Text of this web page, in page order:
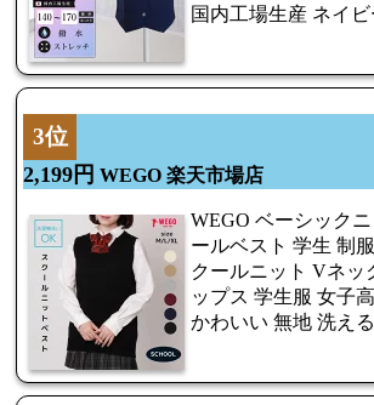
国内工場生産 ネイビ
3位
2,199円 WEGO 楽天市場店
WEGO ベーシック
ールベスト 学生 制
クールニット Vネッ
ップス 学生服 女子
かわいい 無地 洗え